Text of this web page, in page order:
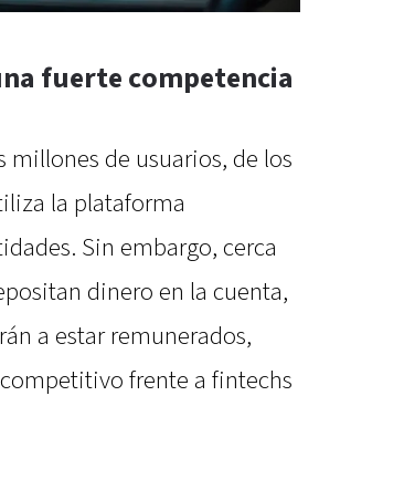
fuerte competencia
millones de usuarios, de los
la plataforma
Sin embargo, cerca
dinero en la cuenta,
a estar remunerados,
frente a fintechs